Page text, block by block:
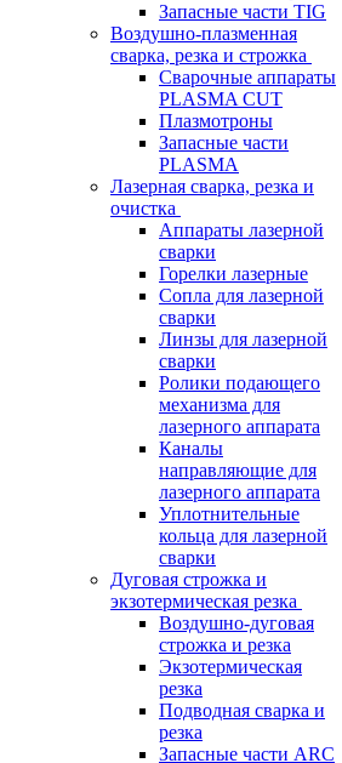
Запасные части TIG
Воздушно-плазменная
сварка, резка и строжка
Сварочные аппараты
PLASMA CUT
Плазмотроны
Запасные части
PLASMA
Лазерная сварка, резка и
очистка
Аппараты лазерной
сварки
Горелки лазерные
Сопла для лазерной
сварки
Линзы для лазерной
сварки
Ролики подающего
механизма для
лазерного аппарата
Каналы
направляющие для
лазерного аппарата
Уплотнительные
кольца для лазерной
сварки
Дуговая строжка и
экзотермическая резка
Воздушно-дуговая
строжка и резка
Экзотермическая
резка
Подводная сварка и
резка
Запасные части ARC